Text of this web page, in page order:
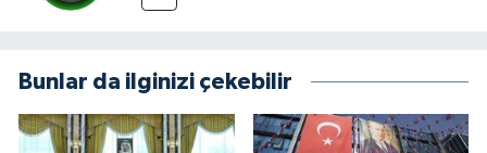
Bunlar da ilginizi çekebilir